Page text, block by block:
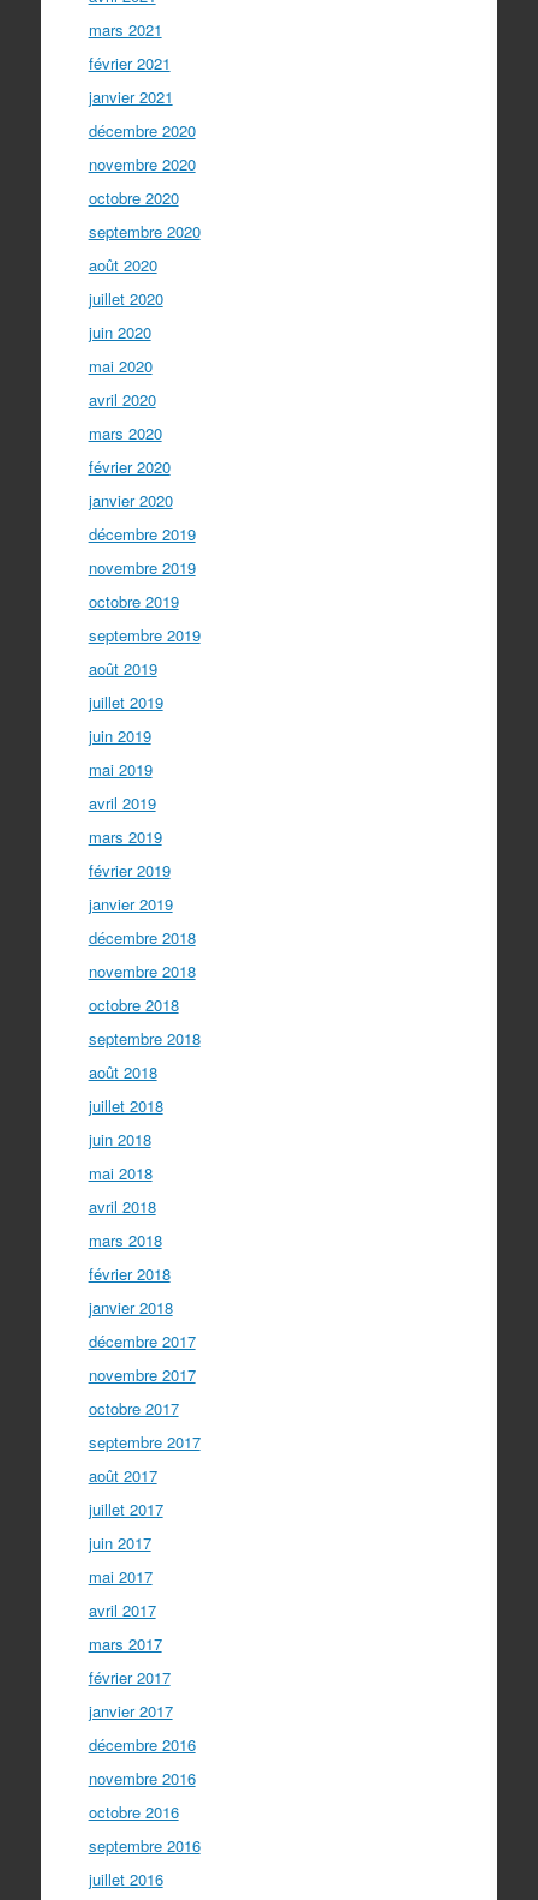
mars 2021
février 2021
janvier 2021
décembre 2020
novembre 2020
octobre 2020
septembre 2020
août 2020
juillet 2020
juin 2020
mai 2020
avril 2020
mars 2020
février 2020
janvier 2020
décembre 2019
novembre 2019
octobre 2019
septembre 2019
août 2019
juillet 2019
juin 2019
mai 2019
avril 2019
mars 2019
février 2019
janvier 2019
décembre 2018
novembre 2018
octobre 2018
septembre 2018
août 2018
juillet 2018
juin 2018
mai 2018
avril 2018
mars 2018
février 2018
janvier 2018
décembre 2017
novembre 2017
octobre 2017
septembre 2017
août 2017
juillet 2017
juin 2017
mai 2017
avril 2017
mars 2017
février 2017
janvier 2017
décembre 2016
novembre 2016
octobre 2016
septembre 2016
juillet 2016